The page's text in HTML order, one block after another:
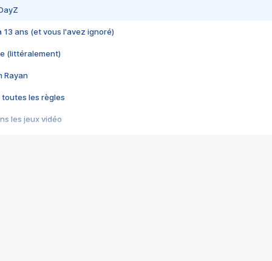
13 ans (et vous l'avez ignoré)
(littéralement)
Rayan
toutes les règles
les jeux vidéo